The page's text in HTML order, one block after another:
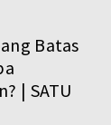
Batas
| SATU